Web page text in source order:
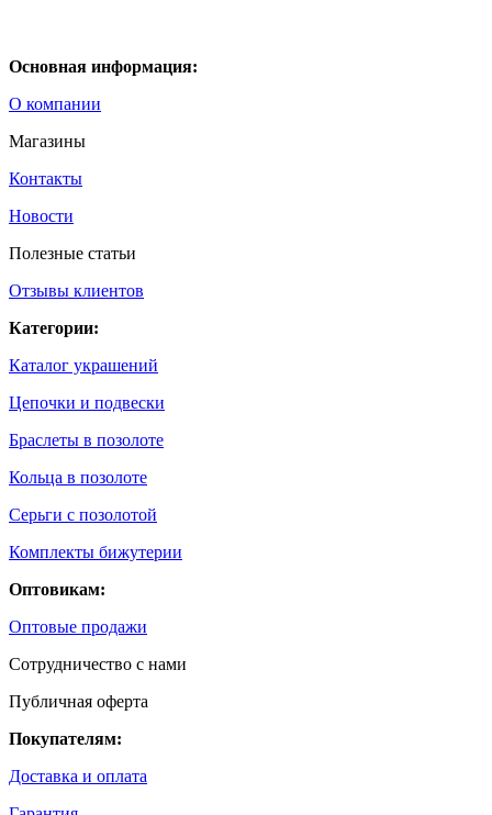
Основная информация:
О компании
Магазины
Контакты
Новости
Полезные статьи
Отзывы клиентов
Категории:
Каталог украшений
Цепочки и подвески
Браслеты в позолоте
Кольца в позолоте
Серьги с позолотой
Комплекты бижутерии
Оптовикам:
Оптовые продажи
Сотрудничество с нами
Публичная оферта
Покупателям:
Доставка и оплата